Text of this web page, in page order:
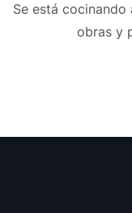
Se está
obras y